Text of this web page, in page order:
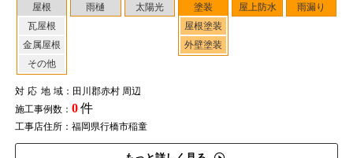
屋根
瓦屋根
金属屋根
その他
雨樋 太陽光
塗装
屋根塗装
外壁塗装
屋上防水 雨漏り
対応地域：田川郡赤村 周辺
施工事例数： 0件
工事店住所：福岡県行橋市稲童